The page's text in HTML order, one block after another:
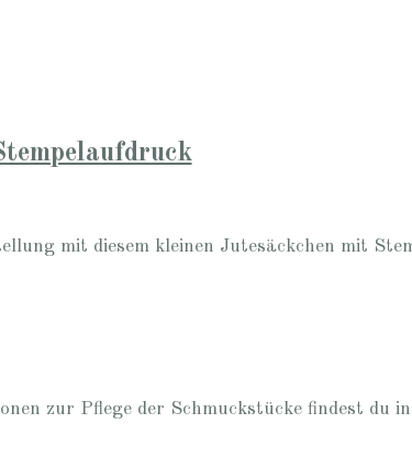
mit diesem kleinen Jutesäckchen mit
zur Pflege der Schmuckstücke findest du in